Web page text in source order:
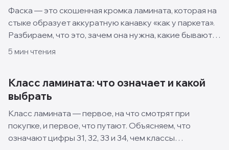
Фаска — это скошенная кромка ламината, которая на
стыке образует аккуратную канавку «как у паркета».
Разбираем, что это, зачем она нужна, какие бывают
виды и когда лучше взять ламинат без фаски.
5 мин чтения
Класс ламината: что означает и какой
выбрать
Класс ламината — первое, на что смотрят при
покупке, и первое, что путают. Объясняем, что
означают цифры 31, 32, 33 и 34, чем классы